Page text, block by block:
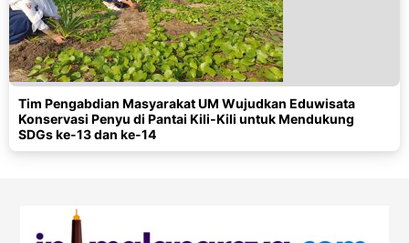
Tim Pengabdian Masyarakat UM Wujudkan Eduwisata
Konservasi Penyu di Pantai Kili-Kili untuk Mendukung
SDGs ke-13 dan ke-14